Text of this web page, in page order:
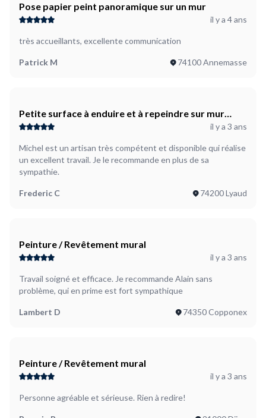
Pose papier peint panoramique sur un mur
il y a 4 ans
très accueillants, excellente communication
Patrick M 74100 Annemasse
Petite surface à enduire et à repeindre sur mur
extérieur
il y a 3 ans
Michel est un artisan très compétent et disponible qui réalise
un excellent travail. Je le recommande en plus de sa
sympathie.
Frederic C 74200 Lyaud
Peinture / Revêtement mural
il y a 3 ans
Travail soigné et efficace. Je recommande Alain sans
problème, qui en prime est fort sympathique
Lambert D 74350 Copponex
Peinture / Revêtement mural
il y a 3 ans
Personne agréable et sérieuse. Rien à redire!